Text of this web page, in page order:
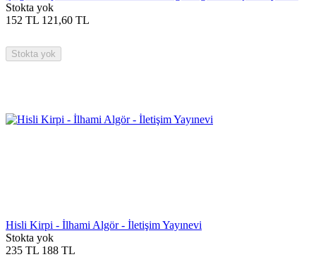
Stokta yok
152 TL 121,60 TL
Stokta yok
Hisli Kirpi - İlhami Algör - İletişim Yayınevi
Stokta yok
235 TL 188 TL